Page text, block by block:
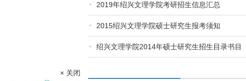
2019年绍兴文理学院考研招生信息汇总
2015绍兴文理学院硕士研究生报考须知
绍兴文理学院2014年硕士研究生招生目录书目
× 关闭